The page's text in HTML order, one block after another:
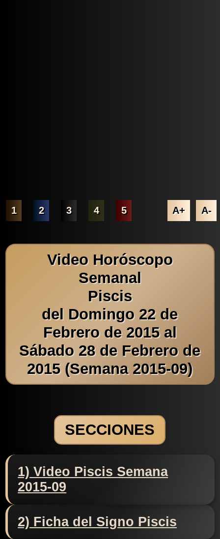
1 2 3 4 5 A+ A-
Video Horóscopo
Semanal
Piscis
del Domingo 22 de
Febrero de 2015 al
Sábado 28 de Febrero de
2015 (Semana 2015-09)
SECCIONES
1) Video Piscis Semana
2015-09
2) Ficha del Signo Piscis